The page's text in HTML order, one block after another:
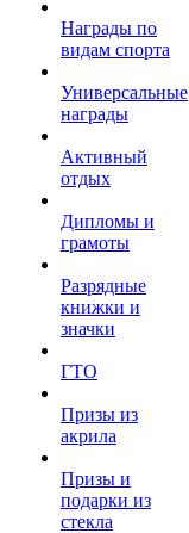
Награды по
видам спорта
Универсальные
награды
Активный
отдых
Дипломы и
грамоты
Разрядные
книжки и
значки
ГТО
Призы из
акрила
Призы и
подарки из
стекла